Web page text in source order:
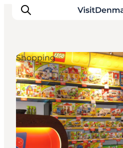
Inspiration
Regionen
Erlebnisse
Unterkünfte
Reiseplanung
Shopping